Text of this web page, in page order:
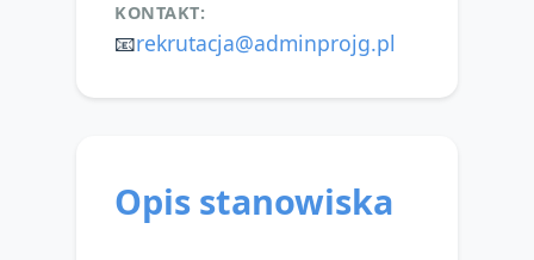
KONTAKT:
📧rekrutacja@adminprojg.pl
Opis stanowiska